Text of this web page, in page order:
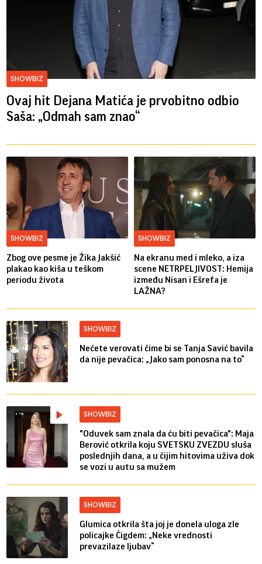
SHOWBIZ
Ovaj hit Dejana Matića je prvobitno odbio
Saša: „Odmah sam znao“
SHOWBIZ
Zbog ove pesme je Žika Jakšić
plakao kao kiša u teškom
periodu života
SHOWBIZ
Na ekranu med i mleko, a iza
scene NETRPELJIVOST: Hemija
između Nisan i Ešrefa je
LAŽNA?
SHOWBIZ
Nećete verovati čime bi se Tanja Savić bavila
da nije pevačica: „Jako sam ponosna na to“
SHOWBIZ
"Oduvek sam znala da ću biti pevačica": Maja
Berović otkrila koju SVETSKU ZVEZDU sluša
poslednjih dana, a u čijim hitovima uživa dok
se vozi u autu sa mužem
SHOWBIZ
Glumica otkrila šta joj je donela uloga zle
policajke Čigdem: „Neke vrednosti
prevazilaze ljubav“